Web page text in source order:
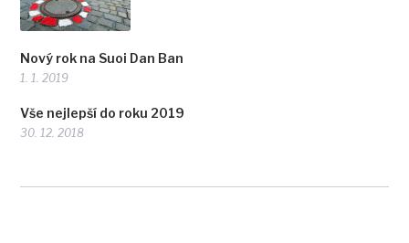
Nový rok na Suoi Dan Ban
1. 1. 2019
Vše nejlepší do roku 2019
30. 12. 2018